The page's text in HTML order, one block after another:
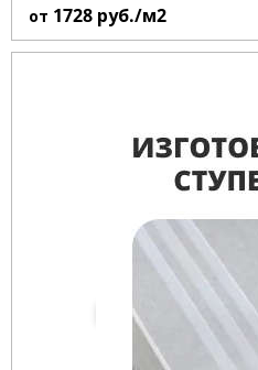
от 1728 руб./м2